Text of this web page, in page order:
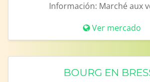
Información: Marché aux
Ver mercado
BOURG EN